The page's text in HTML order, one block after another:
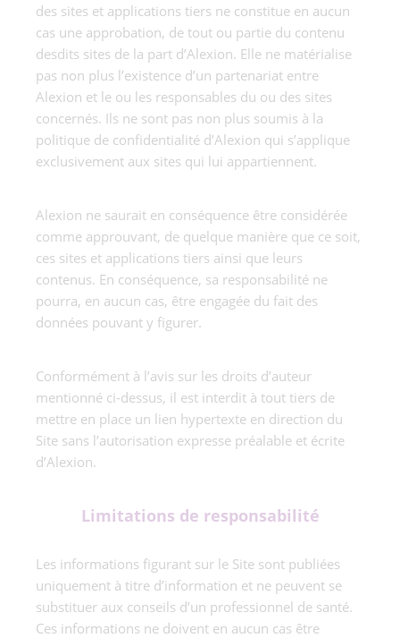
des sites et applications tiers ne constitue en aucun
cas une approbation, de tout ou partie du contenu
desdits sites de la part d’Alexion. Elle ne matérialise
pas non plus l’existence d’un partenariat entre
Alexion et le ou les responsables du ou des sites
concernés. Ils ne sont pas non plus soumis à la
politique de confidentialité d’Alexion qui s’applique
exclusivement aux sites qui lui appartiennent.
Alexion ne saurait en conséquence être considérée
comme approuvant, de quelque manière que ce soit,
ces sites et applications tiers ainsi que leurs
contenus. En conséquence, sa responsabilité ne
pourra, en aucun cas, être engagée du fait des
données pouvant y figurer.
Conformément à l’avis sur les droits d’auteur
mentionné ci-dessus, il est interdit à tout tiers de
mettre en place un lien hypertexte en direction du
Site sans l’autorisation expresse préalable et écrite
d’Alexion.
Limitations de responsabilité
Les informations figurant sur le Site sont publiées
uniquement à titre d’information et ne peuvent se
substituer aux conseils d’un professionnel de santé.
Ces informations ne doivent en aucun cas être